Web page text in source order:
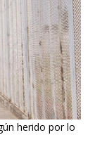
herido por lo